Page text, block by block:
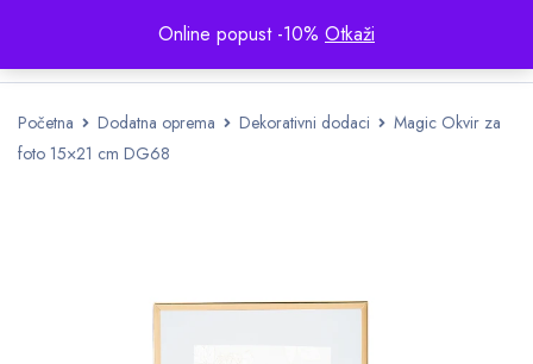
Online popust -10% Otkaži
Početna Dodatna oprema Dekorativni dodaci
Magic Okvir za
foto 15×21 cm DG68